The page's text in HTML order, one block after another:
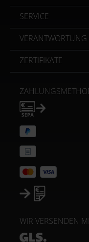
SERVICE
VERANTWORTUNG
ZERTIFIKATE
WIR VERSENDEN